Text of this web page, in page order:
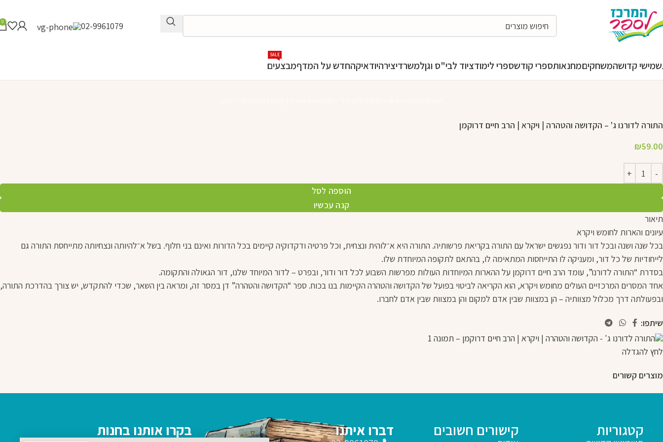
02-9961079
0
קדושהמשחקיםמחנאותספרי קודשספרי לימודציוד לבי"ס וגןלמשרדיצירהיודאיקהחדש על המדףמבצעים
SALE
התורה לדורנו ג' – הקדושה והטהרה | ויקרא | הרב חיים דרוקמן
₪59.00
הוספה לסל
קנה עכשיו
תיאור
עיונים והארות לחומש ויקרא
בכל שנה ושנה ובכל דור ודור נפגשים ישראל עִם התורה בקריאת פרשותיה. התורה היא א־לוהית ונצחית, וכל פרטיה ודקדוקיה קיימים בכל הדורות ואינם בני חלוף. בשל א־להיותה ונצחיותה מתייחסת התורה גם
לייחודיות של כל דור, ומעניקה לו התייחסות המתאימה לו, בהתאם לתקופה המיוחדת שלו.
בסדרת “התורה לדורנו”, עומד הרב חיים דרוקמן על ההארות המיוחדות העולות מפרשות השבוע לכל דור ודור, ובפרט – לדור המיוחד שלנו, דור הגאולה והתקומה.
אחד המסרים המרכזיים העולים מחומש ויקרא, הוא הקריאה לביטוי בפועל של הקדושה והטהרה הקיימות בנו בכוח. ספר “הקדושה והטהרה” דן במסר זה, ומראה בין השאר, שכדי להתקדש, יש צורך בהדרכת התורה,
ובפעולתה דרך מכלול מצוותיה – הן במצוות שבין אדם למקום והן במצוות שבין אדם לחברו.
שיתפו:
לחץ להגדלה
מוצרים קשורים
קטגוריות קישורים חשובים דברו איתנו בקרו אותנו בחנות